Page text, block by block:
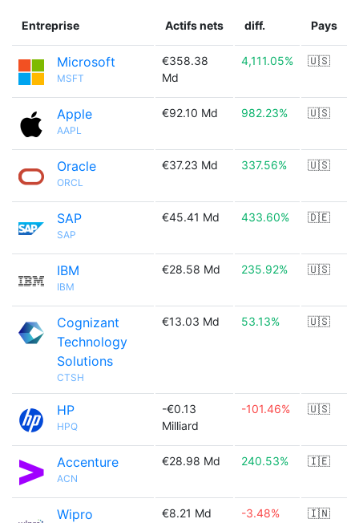
Entreprise Actifs nets diff. Pays
Microsoft
MSFT
€358.38
Md
4,111.05% 🇺🇸
Apple
AAPL
€92.10 Md 982.23% 🇺🇸
Oracle
ORCL
€37.23 Md 337.56% 🇺🇸
SAP
SAP
€45.41 Md 433.60% 🇩🇪
IBM
IBM
€28.58 Md 235.92% 🇺🇸
Cognizant
Technology
Solutions
CTSH
€13.03 Md 53.13% 🇺🇸
HP
HPQ
-€0.13
Milliard
-101.46% 🇺🇸
Accenture
ACN
€28.98 Md 240.53% 🇮🇪
Wipro €8.21 Md -3.48% 🇮🇳